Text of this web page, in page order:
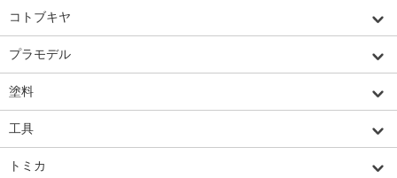
コトブキヤ
プラモデル
塗料
工具
トミカ